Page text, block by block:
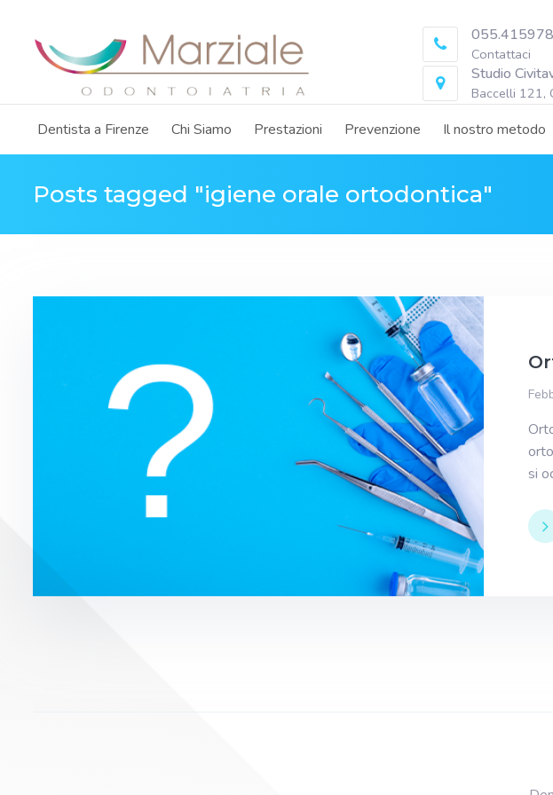
Contattaci
Studio
Baccelli 121,
Dentista a Firenze Chi Siamo Prestazioni Prevenzione Il nostro metodo
Posts tagged "igiene orale ortodontica"
si